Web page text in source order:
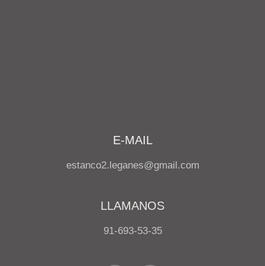
E-MAIL
estanco2.leganes@gmail.com
LLAMANOS
91-693-53-35